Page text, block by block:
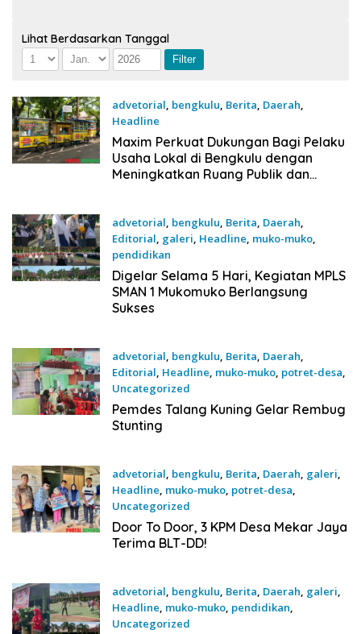
Lihat Berdasarkan Tanggal
advetorial, bengkulu, Berita, Daerah,
Headline
20 Juli 2026
Maxim Perkuat Dukungan Bagi Pelaku
Usaha Lokal di Bengkulu dengan
Meningkatkan Ruang Publik dan
advetorial, bengkulu, Berita, Daerah,
Editorial, galeri, Headline, muko-muko,
pendidikan
17 Juli 2026
Digelar Selama 5 Hari, Kegiatan MPLS
SMAN 1 Mukomuko Berlangsung
Sukses
advetorial, bengkulu, Berita, Daerah,
Editorial, Headline, muko-muko, potret-desa,
Uncategorized
16 Juli 2026
Pemdes Talang Kuning Gelar Rembug
Stunting
advetorial, bengkulu, Berita, Daerah, galeri,
Headline, muko-muko, potret-desa,
Uncategorized
18 Juni 2026
Door To Door, 3 KPM Desa Mekar Jaya
Terima BLT-DD!
advetorial, bengkulu, Berita, Daerah, galeri,
Headline, muko-muko, pendidikan,
Uncategorized